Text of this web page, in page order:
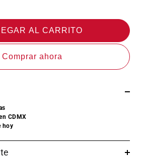
AL CARRITO
Comprar ahora
CDMX
hoy